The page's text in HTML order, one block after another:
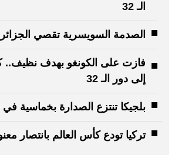
الـ 32
الصدمة السويسرية تقصي
فازت على الكونغو بهدف نظيف..
إلى دور الـ 32
بلجيكا تنتزع الصدارة بخماسية في
تركيا تودع كأس العالم بانتصار